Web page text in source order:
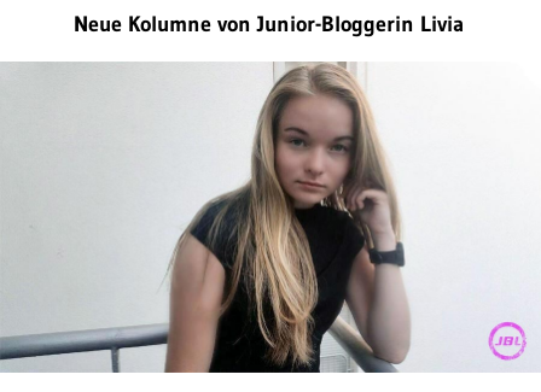
Neue Kolumne von Junior-Bloggerin Livia